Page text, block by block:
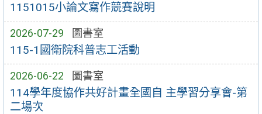
1151015小論文寫作競賽說明
2026-07-29 圖書室
115-1國衛院科普志工活動
2026-06-22 圖書室
114學年度協作共好計畫全國自 主學習分享會-第
二場次